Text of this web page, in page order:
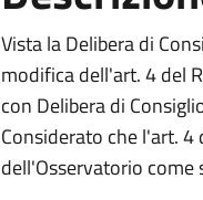
VistalaDeliberadi
modificadell'art.4del
con Deliberadi
Considerato chel'art.4
dell'Osservatorio come